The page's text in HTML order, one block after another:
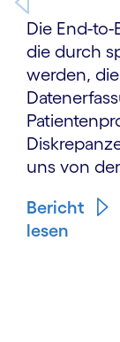
Die End-
die durch
werden,
uns von
Bericht
lesen